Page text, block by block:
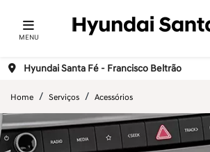
MENU
Hyundai Santa Fé - Francisco Beltrão
Home Serviços Acessórios